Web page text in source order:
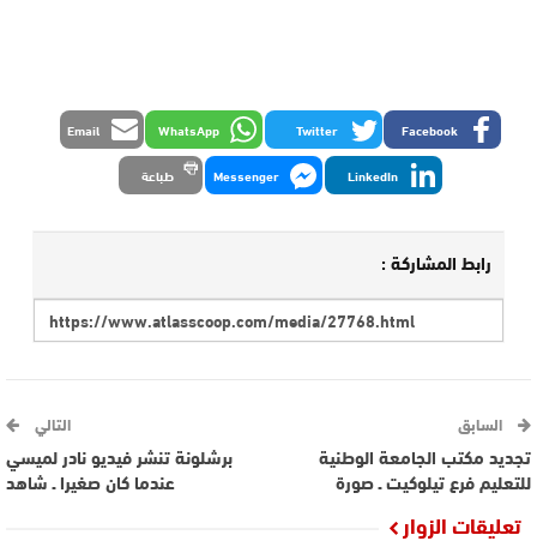
Facebook
Twitter
WhatsApp
Email
LinkedIn
Messenger طباعة
رابط المشاركة :
السابق
تجديد مكتب الجامعة الوطنية
للتعليم فرع تيلوكيت ـ صورة
التالي
برشلونة تنشر فيديو نادر لميسي
عندما كان صغيرا ـ شاهد
تعليقات الزوار